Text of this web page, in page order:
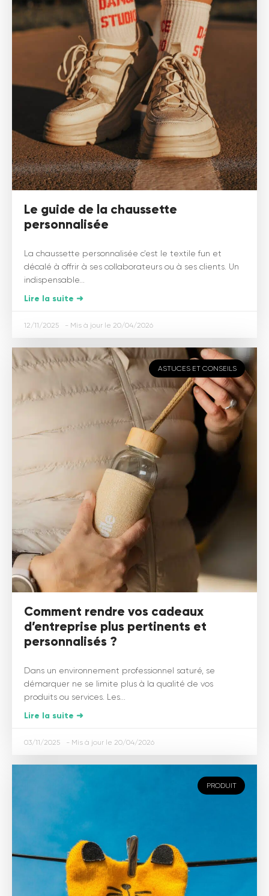
Le guide de la chaussette
personnalisée
La chaussette personnalisée c’est le textile fun et
décalé à offrir à ses collaborateurs ou à ses clients. Un
indispensable...
Lire la suite ➜
12/11/2025 20/04/2026
ASTUCES ET CONSEILS
Comment rendre vos cadeaux
d’entreprise plus pertinents et
personnalisés ?
Dans un environnement professionnel saturé, se
démarquer ne se limite plus à la qualité de vos
produits ou services. Les...
Lire la suite ➜
03/11/2025 20/04/2026
PRODUIT